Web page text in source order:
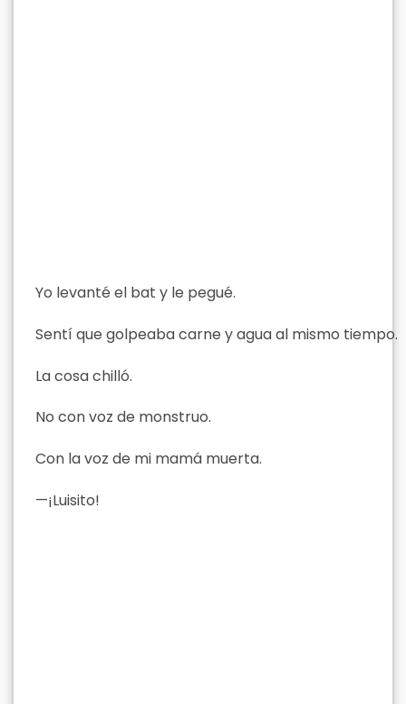
Yo levanté el bat y le pegué.
Sentí que golpeaba carne y agua al mismo tiempo.
La cosa chilló.
No con voz de monstruo.
Con la voz de mi mamá muerta.
—¡Luisito!